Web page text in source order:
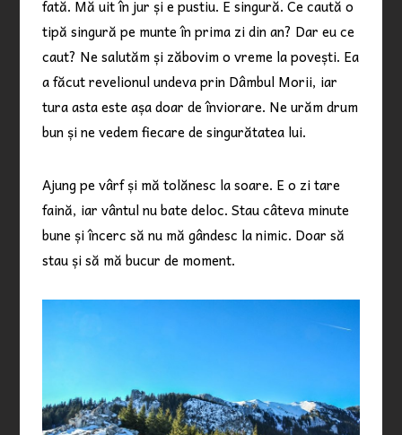
fată. Mă uit în jur și e pustiu. E singură. Ce caută o
tipă singură pe munte în prima zi din an? Dar eu ce
caut? Ne salutăm și zăbovim o vreme la povești. Ea
a făcut revelionul undeva prin Dâmbul Morii, iar
tura asta este așa doar de înviorare. Ne urăm drum
bun și ne vedem fiecare de singurătatea lui.
Ajung pe vârf și mă tolănesc la soare. E o zi tare
faină, iar vântul nu bate deloc. Stau câteva minute
bune și încerc să nu mă gândesc la nimic. Doar să
stau și să mă bucur de moment.